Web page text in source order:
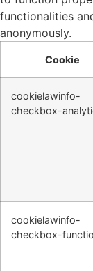
functionalities
anonymously.
Cookie
cookielawinfo-
checkbox-
cookielawinfo-
checkbox-